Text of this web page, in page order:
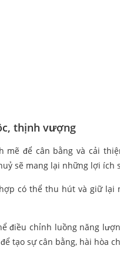
thịnh vượng
mẽ để cân bằng và cải
sẽ mang lại những lợi ích
có thể thu hút và giữ lại
điều chỉnh luồng năng
tạo sự cân bằng, hài hòa